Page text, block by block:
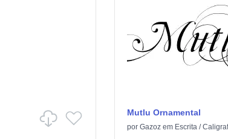
Mutlu Ornamental
por Gazozem Escrita/